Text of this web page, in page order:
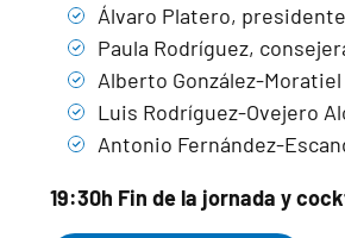
Álvaro Platero,
Paula Rodríguez,
Alberto González-
Luis Rodríguez-Ovejero
Antonio Fernández-
19:30h Fin de la jornada y